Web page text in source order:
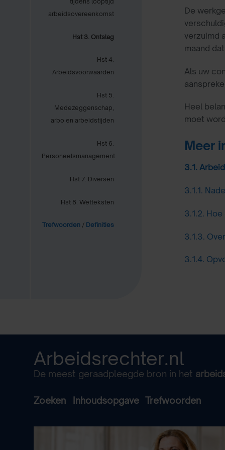
arbeidsovereenkomst
Hst 3. Ontslag
Hst 4.
Arbeidsvoorwaarden
Hst 5.
Medezeggenschap,
arbo en arbeidstijden
Hst 6.
Personeelsmanagement
Hst 7. Diversen
Hst 8. Wetteksten
Trefwoorden / Definities
De
verzuimd
maand
Als uw
Heel
moet
Meer
3.1.
3.1.1.
3.1.2. Hoe
3.1.3.
3.1.4.
Arbeidsrechter.nl
De meest geraadpleegde bron in het
Zoeken Inhoudsopgave Trefwoorden